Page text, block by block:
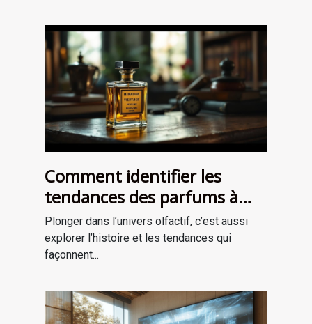
Comment identifier les
tendances des parfums à
travers les époques ?
Plonger dans l’univers olfactif, c’est aussi
explorer l’histoire et les tendances qui
façonnent...